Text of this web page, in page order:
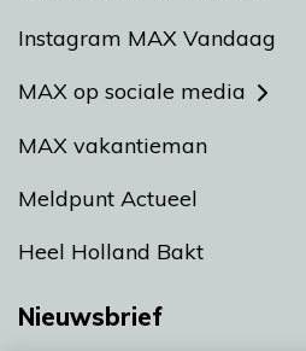
Instagram MAX Vandaag
MAX op sociale media
MAX vakantieman
Meldpunt Actueel
Heel Holland Bakt
Nieuwsbrief